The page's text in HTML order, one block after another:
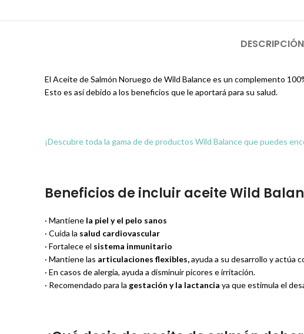
DESCRIPCIÓN
El Aceite de Salmón Noruego de Wild Balance es un complemento
Esto es así debido a los beneficios que le aportará para su salud.
¡Descubre toda la gama de de productos Wild Balance que puedes
Beneficios de incluir aceite Wild
· Mantiene la piel y el pelo sanos
· Cuida la salud cardiovascular
· Fortalece el sistema inmunitario
· Mantiene las articulaciones flexibles,ayuda a su desarrollo y actúa
· En casos de alergia, ayuda a disminuir picores e irritación.
· Recomendado para la gestación y la lactancia ya que estimula el